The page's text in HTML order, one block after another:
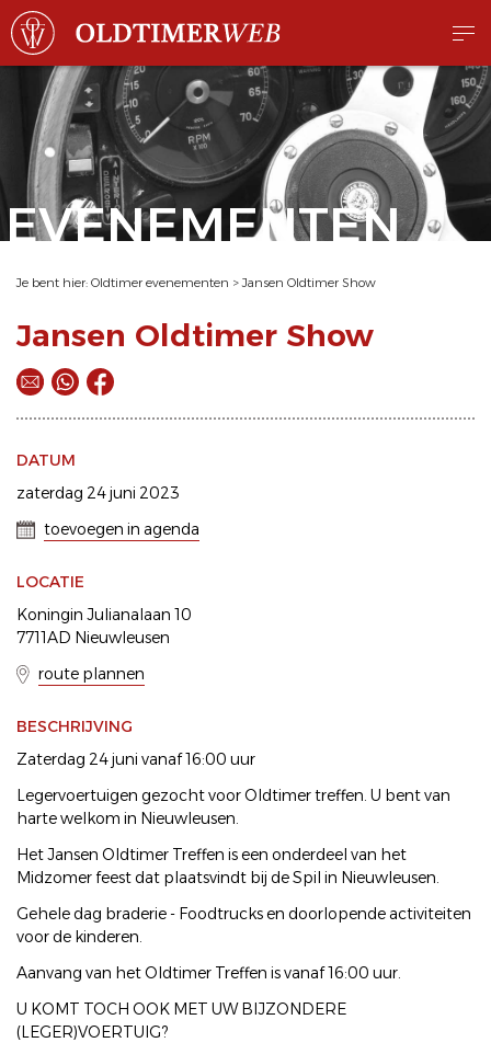
EVENEMENTEN
Je bent hier: Oldtimer evenementen >Jansen Oldtimer Show
Jansen Oldtimer Show
DATUM
zaterdag 24 juni 2023
toevoegen in agenda
LOCATIE
Koningin Julianalaan 10
7711AD Nieuwleusen
route plannen
BESCHRIJVING
Zaterdag 24 juni vanaf 16:00 uur
Legervoertuigen gezocht voor Oldtimer treffen. U bent van
harte welkom in Nieuwleusen.
Het Jansen Oldtimer Treffen is een onderdeel van het
Midzomer feest dat plaatsvindt bij de Spil in Nieuwleusen.
Gehele dag braderie - Foodtrucks en doorlopende activiteiten
voor de kinderen.
Aanvang van het Oldtimer Treffen is vanaf 16:00 uur.
U KOMT TOCH OOK MET UW BIJZONDERE
(LEGER)VOERTUIG?